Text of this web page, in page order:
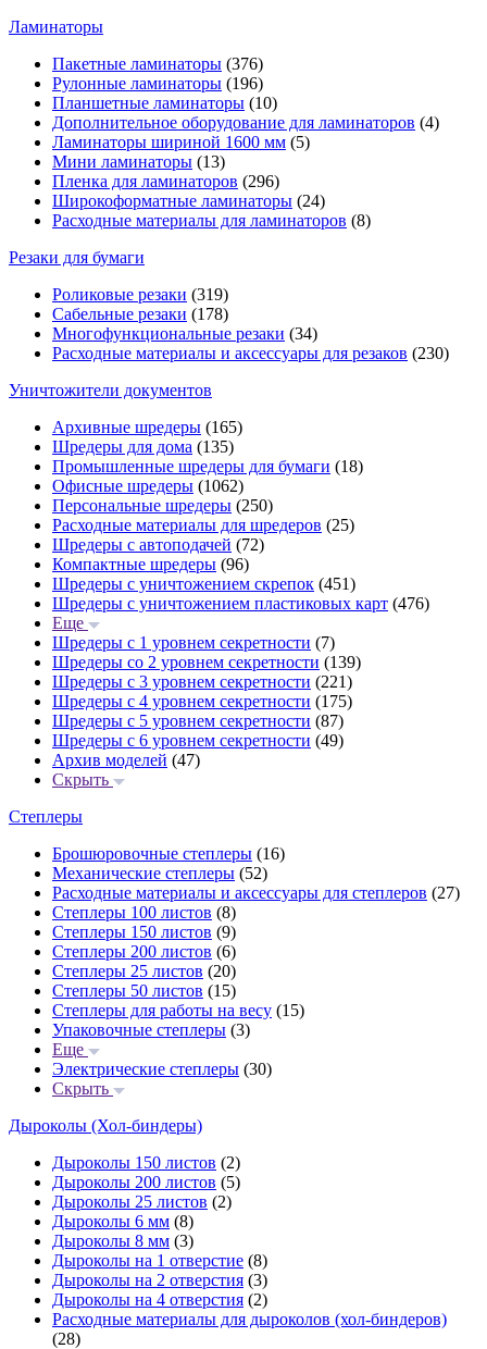
Ламинаторы
Пакетные ламинаторы (376)
Рулонные ламинаторы (196)
Планшетные ламинаторы (10)
Дополнительное оборудование для ламинаторов (4)
Ламинаторы шириной 1600 мм (5)
Мини ламинаторы (13)
Пленка для ламинаторов (296)
Широкоформатные ламинаторы (24)
Расходные материалы для ламинаторов (8)
Резаки для бумаги
Роликовые резаки (319)
Сабельные резаки (178)
Многофункциональные резаки (34)
Расходные материалы и аксессуары для резаков (230)
Уничтожители документов
Архивные шредеры (165)
Шредеры для дома (135)
Промышленные шредеры для бумаги (18)
Офисные шредеры (1062)
Персональные шредеры (250)
Расходные материалы для шредеров (25)
Шредеры с автоподачей (72)
Компактные шредеры (96)
Шредеры с уничтожением скрепок (451)
Шредеры с уничтожением пластиковых карт (476)
Еще
Шредеры с 1 уровнем секретности (7)
Шредеры со 2 уровнем секретности (139)
Шредеры с 3 уровнем секретности (221)
Шредеры с 4 уровнем секретности (175)
Шредеры с 5 уровнем секретности (87)
Шредеры с 6 уровнем секретности (49)
Архив моделей (47)
Скрыть
Степлеры
Брошюровочные степлеры (16)
Механические степлеры (52)
Расходные материалы и аксессуары для степлеров (27)
Степлеры 100 листов (8)
Степлеры 150 листов (9)
Степлеры 200 листов (6)
Степлеры 25 листов (20)
Степлеры 50 листов (15)
Степлеры для работы на весу (15)
Упаковочные степлеры (3)
Еще
Электрические степлеры (30)
Скрыть
Дыроколы (Хол-биндеры)
Дыроколы 150 листов (2)
Дыроколы 200 листов (5)
Дыроколы 25 листов (2)
Дыроколы 6 мм (8)
Дыроколы 8 мм (3)
Дыроколы на 1 отверстие (8)
Дыроколы на 2 отверстия (3)
Дыроколы на 4 отверстия (2)
Расходные материалы для дыроколов (хол-биндеров)
(28)